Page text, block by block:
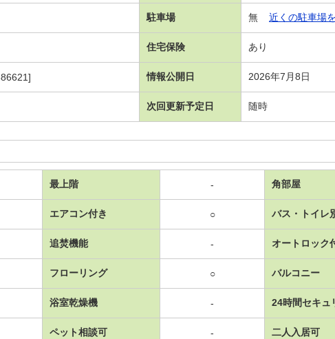
駐車場 無 近くの駐車場
住宅保険 あり
情報公開日 2026年7月8日
次回更新予定日 随時
最上階 - 角部屋
エアコン付き ○ バス・トイレ
追焚機能 - オートロック
フローリング ○ バルコニー
浴室乾燥機 - 24時間セキュ
ペット相談可 - 二人入居可